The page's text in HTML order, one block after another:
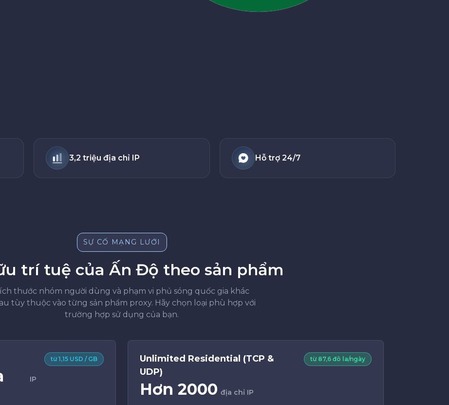
3,2 triệu địa chỉ IP Hỗ trợ 24/7
SỰ CỐ MẠNG LƯỚI
trí tuệ của Ấn Độ theo sản phẩm
thước nhóm người dùng và phạm vi phủ sóng quốc gia khác
tùy thuộc vào từng sản phẩm proxy. Hãy chọn loại phù hợp với
trường hợp sử dụng của bạn.
IP
từ 1,15 USD / GB
Unlimited Residential (TCP &
UDP)
Hơn 2000 địa chỉ IP
từ 87,6 đô la/ngày